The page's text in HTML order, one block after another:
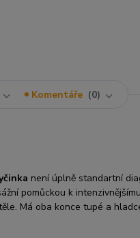
Komentáře 0
není úplně standartní
pomůckou k
Má oba konce tupé a